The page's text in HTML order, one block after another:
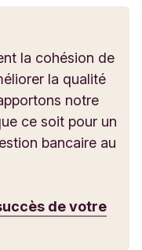
la cohésion de
la qualité
notre
ce soit pour un
bancaire au
de votre